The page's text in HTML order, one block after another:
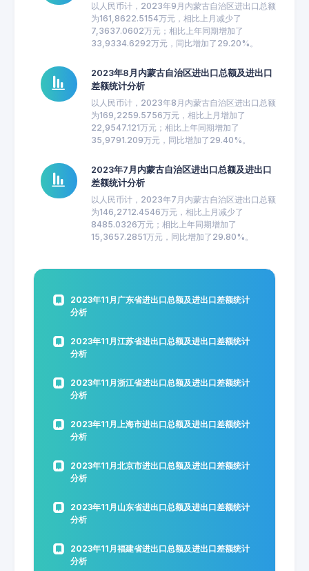
以人民币计，2023年9月内蒙古自治区进出口总额
为161,8622.5154万元，相比上月减少了
7,3637.0602万元；相比上年同期增加了
33,9334.6292万元，同比增加了29.20%。
2023年8月内蒙古自治区进出口总额及进出口
差额统计分析
以人民币计，2023年8月内蒙古自治区进出口总额
为169,2259.5756万元，相比上月增加了
22,9547.121万元；相比上年同期增加了
35,9791.209万元，同比增加了29.40%。
2023年7月内蒙古自治区进出口总额及进出口
差额统计分析
以人民币计，2023年7月内蒙古自治区进出口总额
为146,2712.4546万元，相比上月减少了
8485.0326万元；相比上年同期增加了
15,3657.2851万元，同比增加了29.80%。
2023年11月广东省进出口总额及进出口差额统计
分析
2023年11月江苏省进出口总额及进出口差额统计
分析
2023年11月浙江省进出口总额及进出口差额统计
分析
2023年11月上海市进出口总额及进出口差额统计
分析
2023年11月北京市进出口总额及进出口差额统计
分析
2023年11月山东省进出口总额及进出口差额统计
分析
2023年11月福建省进出口总额及进出口差额统计
分析